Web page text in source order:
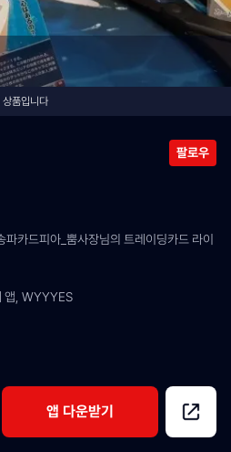
품입니다
팔로우
카드피아_뿜사장님의 트레이딩카드 라이
앱, WYYYES
앱 다운받기